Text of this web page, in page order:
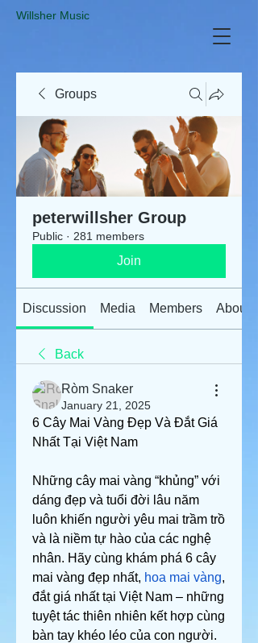
​Willsher Music
Groups
peterwillsher Group
Public · 281 members
Join
Discussion Media Members About
Back
Ròm Snaker
January 21, 2025
6 Cây Mai Vàng Đẹp Và Đắt Giá
Nhất Tại Việt Nam
Những cây mai vàng “khủng” với
dáng đẹp và tuổi đời lâu năm
luôn khiến người yêu mai trầm trồ
và là niềm tự hào của các nghệ
nhân. Hãy cùng khám phá 6 cây
mai vàng đẹp nhất, hoa mai vàng,
đắt giá nhất tại Việt Nam – những
tuyệt tác thiên nhiên kết hợp cùng
bàn tay khéo léo của con người.